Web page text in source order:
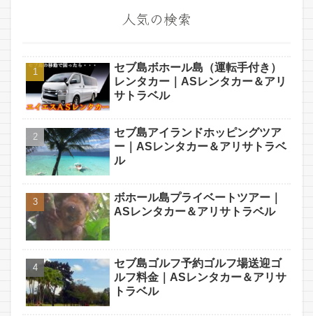
人気の検索
セブ島ボホール島（運転手付き）
レンタカー｜ASレンタカー＆アリ
サトラベル
セブ島アイランドホッピングツア
ー｜ASレンタカー＆アリサトラベ
ル
ボホール島プライベートツアー｜
ASレンタカー＆アリサトラベル
セブ島ゴルフ予約ゴルフ場送迎ゴ
ルフ料金｜ASレンタカー＆アリサ
トラベル